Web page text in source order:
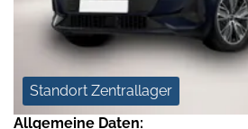
Standort Zentrallager
Allgemeine Daten: